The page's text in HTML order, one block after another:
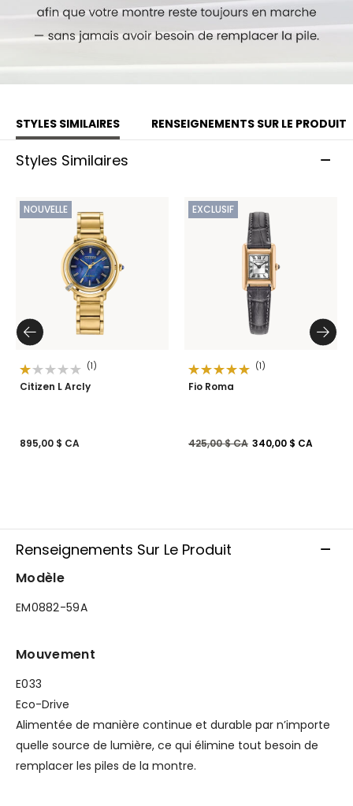
STYLES SIMILAIRES RENSEIGNEMENTS SUR LE PRODUIT
Styles Similaires
NOUVELLE
(1)
Citizen L Arcly
895,00 $ CA
EXCLUSIF
(1)
Fio Roma
Prix réduit de
425,00 $ CAà340,00 $ CA
Renseignements Sur Le Produit
Modèle
EM0882-59A
Mouvement
E033
Eco-Drive
Alimentée de manière continue et durable par n’importe
quelle source de lumière, ce qui élimine tout besoin de
remplacer les piles de la montre.